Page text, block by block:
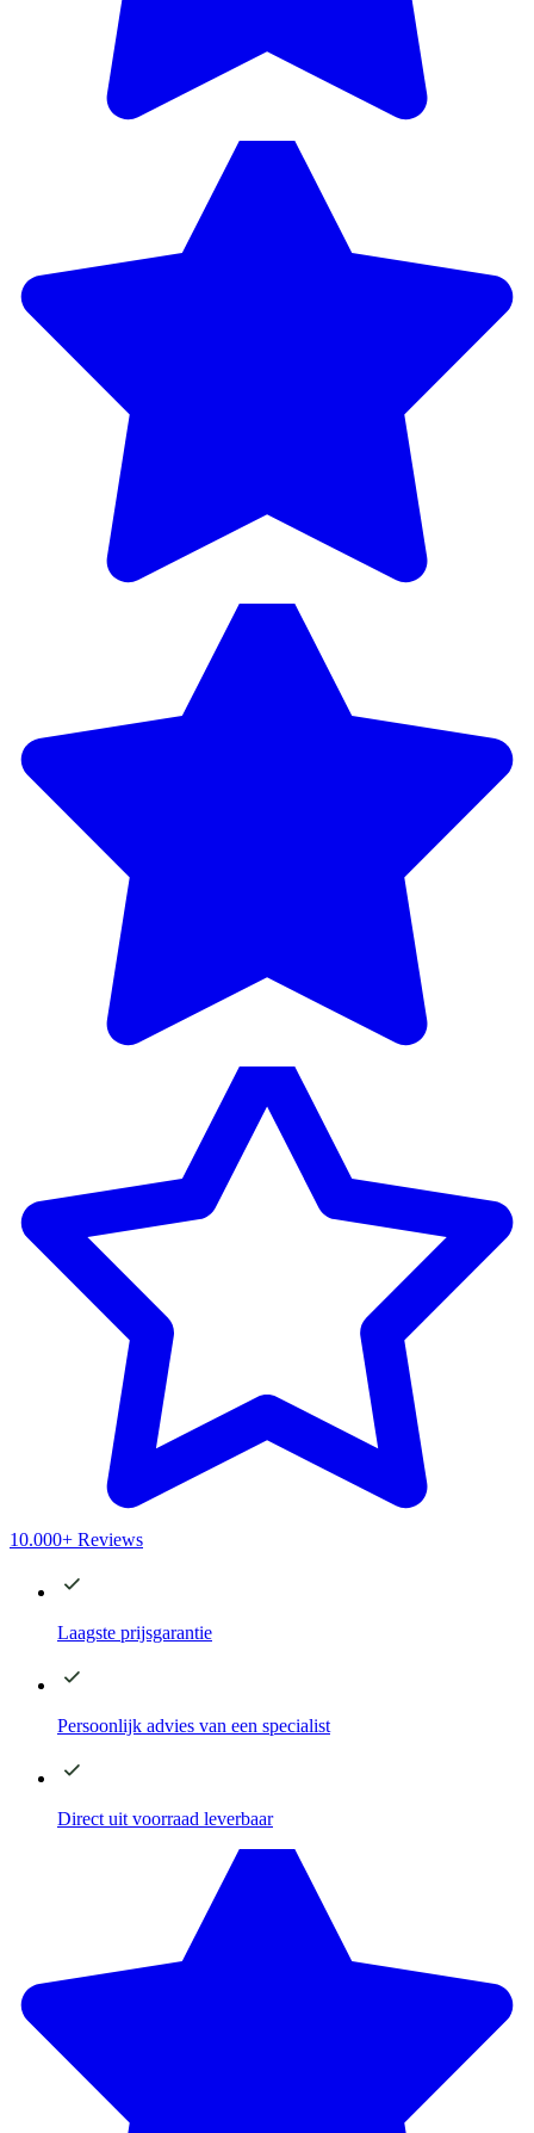
10.000+ Reviews
Laagste prijsgarantie
Persoonlijk advies van een specialist
Direct uit voorraad leverbaar